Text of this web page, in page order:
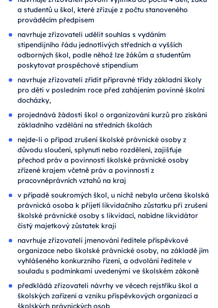
a studentů u škol, které zřizuje z počtu stanoveného
prováděcím předpisem
navrhuje zřizovateli udělit souhlas s vydáním
stipendijního řádu jednotlivých středních a vyšších
odborných škol, podle něhož lze žákům a studentům
poskytovat prospěchové stipendium
navrhuje zřizovateli zřídit přípravné třídy základní školy
pro děti v posledním roce před zahájením povinné školní
docházky,
projednává žádosti škol o organizování kurzů pro získání
základního vzdělání na středních školách
nejde-li o případ zrušení školské právnické osoby z
důvodu sloučení, splynutí nebo rozdělení, zajišťuje
přechod práv a povinností školské právnické osoby
zřízené krajem včetně práv a povinností z
pracovněprávních vztahů na kraj
v případě soukromých škol, u nichž nebyla určena školská
právnická osoba k přijetí likvidačního zůstatku při zrušení
školské právnické osoby s likvidací, nabídne likvidátor
čistý majetkový zůstatek kraji
navrhuje zřizovateli jmenování ředitele příspěvkové
organizace nebo školské právnické osoby, na základě jím
vyhlášeného konkurzního řízení, a odvolání ředitele v
souladu s podmínkami uvedenými ve školském zákoně
předkládá zřizovateli návrhy ve věcech rejstříku škol a
školských zařízení a vzniku příspěvkových organizací a
školských právnických osob